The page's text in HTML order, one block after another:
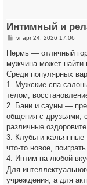
Интимный и
B
r
c
h
vr apr 24, 2026 17:06
Пермь — отличный
мужчина может найти
Среди популярных
1. Мужские спа-
телом,
2. Бани и сауны —
общения с друзьями,
различные
3. Клубы и кальянные
что-то новое,
4. Интим на любой
Для
учреждения, а для